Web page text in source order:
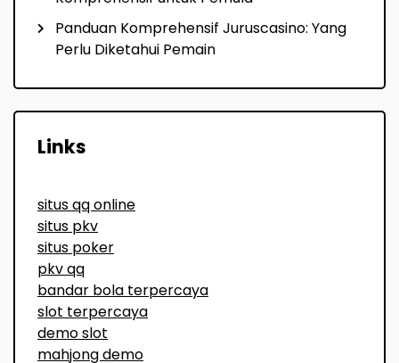
Panduan Komprehensif Juruscasino: Yang
Perlu Diketahui Pemain
Links
situs qq online
situs pkv
situs poker
pkv qq
bandar bola terpercaya
slot terpercaya
demo slot
mahjong demo